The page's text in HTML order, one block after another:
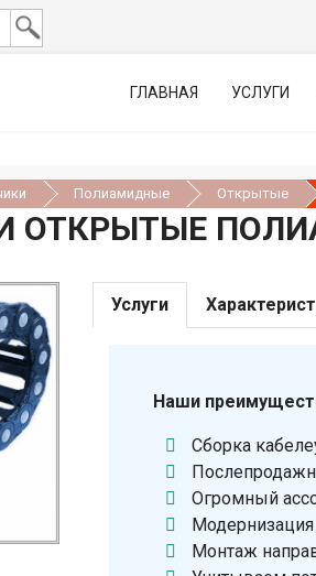
ГЛАВНАЯ УСЛУГИ
Полиамидные Открытые
ОТКРЫТЫЕ
Услуги
Наши
Сборка
Огромный
Модернизация
Монтаж